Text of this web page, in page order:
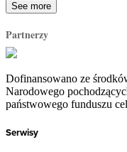
See more
Partnerzy
Dofinansowano ze
Narodowego
państwowego funduszu
Serwisy